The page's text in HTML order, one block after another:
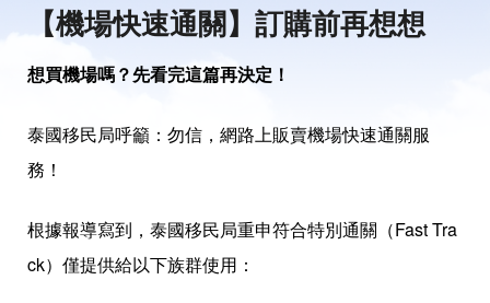
【機場快速通關】訂購前再想想
想買機場嗎？先看完這篇再決定！
泰國移民局呼籲： 勿信， 網路上販賣機場快速通關服
務！
根據報導寫到，泰國移民局重申符合特別通關（Fast Tra
ck）僅提供給以下族群使用：